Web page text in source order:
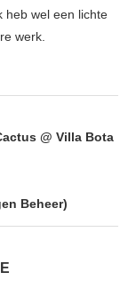
heb wel een lichte
werk.
@ Villa Bota
Beheer)